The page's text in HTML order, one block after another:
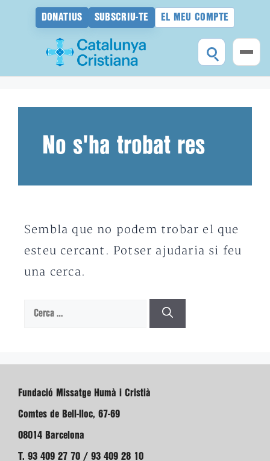
DONATIUS SUBSCRIU-TE EL MEU COMPTE
No s'ha trobat res
Sembla que no podem trobar el que
esteu cercant. Potser ajudaria si feu
una cerca.
Cerca:
Fundació Missatge Humà i Cristià
Comtes de Bell-lloc, 67-69
08014 Barcelona
T. 93 409 27 70 / 93 409 28 10